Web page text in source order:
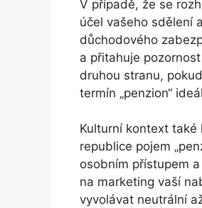
V případě, že se
účel vašeho sdělení
důchodového
a přitahuje
druhou stranu,
termín „penzion“
Kulturní kontext
republice pojem
osobním přístupem
na marketing vaší
vyvolávat neutrální